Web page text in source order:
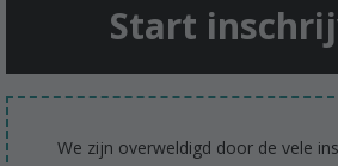
Start
We zijn overweldigd door de vele